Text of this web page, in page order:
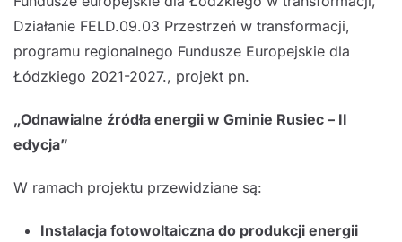
Działanie FELD.09.03 Przestrzeń w transformacji,
programu regionalnego Fundusze Europejskie dla
Łódzkiego 2021-2027., projekt pn.
„Odnawialne źródła energii w Gminie Rusiec – II
edycja”
W ramach projektu przewidziane są:
Instalacja fotowoltaiczna do produkcji energii